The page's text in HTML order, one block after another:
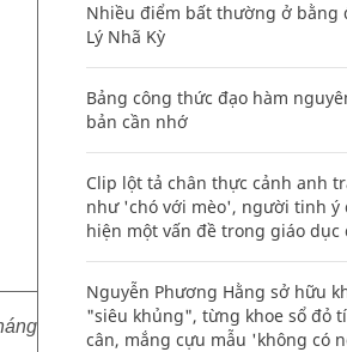
Nhiều điểm bất thường ở bằng
Lý Nhã Kỳ
Bảng công thức đạo hàm
bản cần nhớ
Clip lột tả chân thực cảnh anh
như 'chó với mèo', người tinh ý
hiện một vấn đề trong giáo dục
Nguyễn Phương Hằng sở hữu
"siêu khủng", từng khoe sổ đỏ
cân, mắng cựu mẫu 'không có